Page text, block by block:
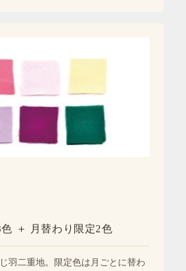
＋ 月替わり限定2色
羽二重地。限定色は月ごとに替わ